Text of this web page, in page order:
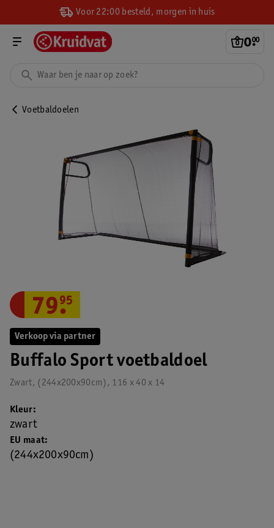
Voor 22:00 besteld, morgen in huis
0.
00
Voetbaldoelen
Verkoop via partner
Buffalo Sport voetbaldoel
Zwart, (244x200x90cm), 116 x 40 x 14
79.
95
EU maat
(244x200x90cm)
Kleur
zwart